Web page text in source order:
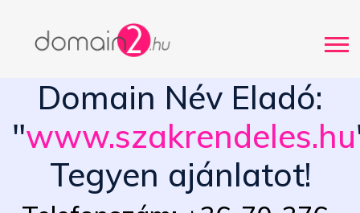
Domain Név Eladó:
"www.szakrendeles.hu
Tegyen ajánlatot!